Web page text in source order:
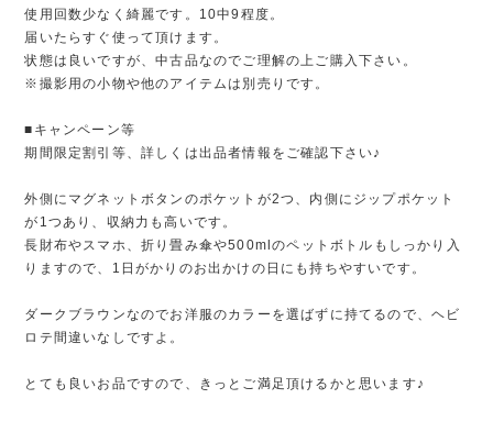
使用回数少なく綺麗です。10中9程度。
届いたらすぐ使って頂けます。
状態は良いですが、中古品なのでご理解の上ご購入下さい。
※撮影用の小物や他のアイテムは別売りです。
■キャンペーン等
期間限定割引等、詳しくは出品者情報をご確認下さい♪
外側にマグネットボタンのポケットが2つ、内側にジップポケット
が1つあり、収納力も高いです。
長財布やスマホ、折り畳み傘や500mlのペットボトルもしっかり入
りますので、1日がかりのお出かけの日にも持ちやすいです。
ダークブラウンなのでお洋服のカラーを選ばずに持てるので、ヘビ
ロテ間違いなしですよ。
とても良いお品ですので、きっとご満足頂けるかと思います♪